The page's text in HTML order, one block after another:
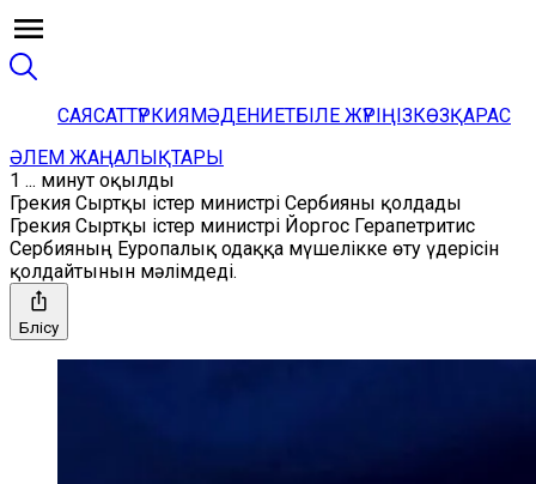
САЯСАТТҮРКИЯМӘДЕНИЕТБІЛЕ ЖҮРІҢІЗКӨЗҚАРАС
ӘЛЕМ ЖАҢАЛЫҚТАРЫ
1 ... минут оқылды
Грекия Сыртқы істер министрі Сербияны қолдады
Грекия Сыртқы істер министрі Йоргос Герапетритис
Сербияның Еуропалық одаққа мүшелікке өту үдерісін
қолдайтынын мәлімдеді.
Бөлісу